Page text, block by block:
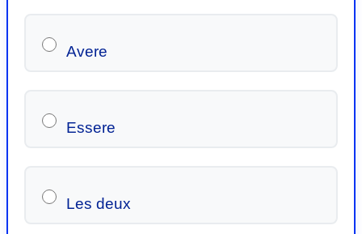
Avere
Essere
Les deux